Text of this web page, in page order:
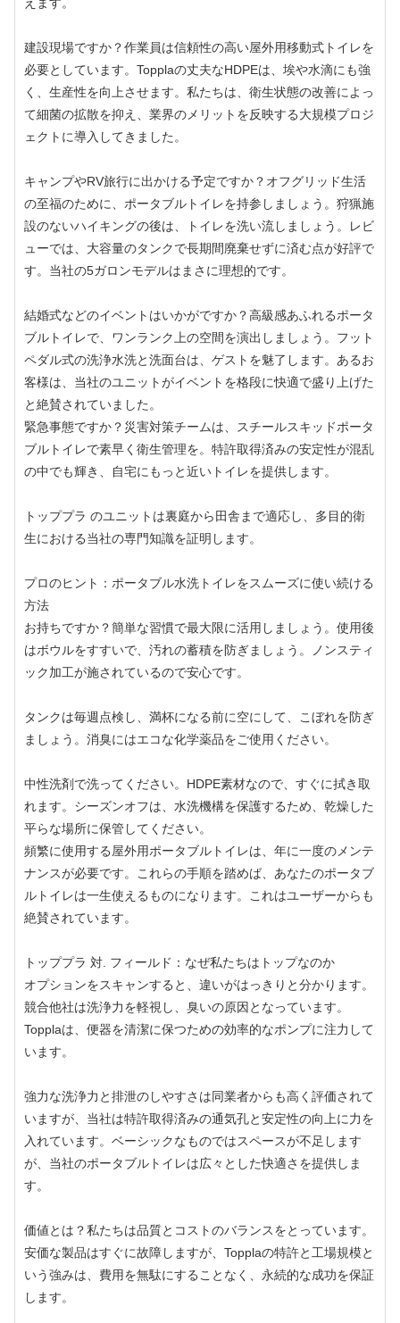
えます。
建設現場ですか？作業員は信頼性の高い屋外用移動式トイレを
必要としています。Topplaの丈夫なHDPEは、埃や水滴にも強
く、生産性を向上させます。私たちは、衛生状態の改善によっ
て細菌の拡散を抑え、業界のメリットを反映する大規模プロジ
ェクトに導入してきました。
キャンプやRV旅行に出かける予定ですか？オフグリッド生活
の至福のために、ポータブルトイレを持参しましょう。狩猟施
設のないハイキングの後は、トイレを洗い流しましょう。レビ
ューでは、大容量のタンクで長期間廃棄せずに済む点が好評で
す。当社の5ガロンモデルはまさに理想的です。
結婚式などのイベントはいかがですか？高級感あふれるポータ
ブルトイレで、ワンランク上の空間を演出しましょう。フット
ペダル式の洗浄水洗と洗面台は、ゲストを魅了します。あるお
客様は、当社のユニットがイベントを格段に快適で盛り上げた
と絶賛されていました。
緊急事態ですか？災害対策チームは、スチールスキッドポータ
ブルトイレで素早く衛生管理を。特許取得済みの安定性が混乱
の中でも輝き、自宅にもっと近いトイレを提供します。
トッププラ のユニットは裏庭から田舎まで適応し、多目的衛
生における当社の専門知識を証明します。
プロのヒント：ポータブル水洗トイレをスムーズに使い続ける
方法
お持ちですか？簡単な習慣で最大限に活用しましょう。使用後
はボウルをすすいで、汚れの蓄積を防ぎましょう。ノンスティ
ック加工が施されているので安心です。
タンクは毎週点検し、満杯になる前に空にして、こぼれを防ぎ
ましょう。消臭にはエコな化学薬品をご使用ください。
中性洗剤で洗ってください。HDPE素材なので、すぐに拭き取
れます。シーズンオフは、水洗機構を保護するため、乾燥した
平らな場所に保管してください。
頻繁に使用する屋外用ポータブルトイレは、年に一度のメンテ
ナンスが必要です。これらの手順を踏めば、あなたのポータブ
ルトイレは一生使えるものになります。これはユーザーからも
絶賛されています。
トッププラ 対. フィールド：なぜ私たちはトップなのか
オプションをスキャンすると、違いがはっきりと分かります。
競合他社は洗浄力を軽視し、臭いの原因となっています。
Topplaは、便器を清潔に保つための効率的なポンプに注力して
います。
強力な洗浄力と排泄のしやすさは同業者からも高く評価されて
いますが、当社は特許取得済みの通気孔と安定性の向上に力を
入れています。ベーシックなものではスペースが不足します
が、当社のポータブルトイレは広々とした快適さを提供しま
す。
価値とは？私たちは品質とコストのバランスをとっています。
安価な製品はすぐに故障しますが、Topplaの特許と工場規模と
いう強みは、費用を無駄にすることなく、永続的な成功を保証
します。